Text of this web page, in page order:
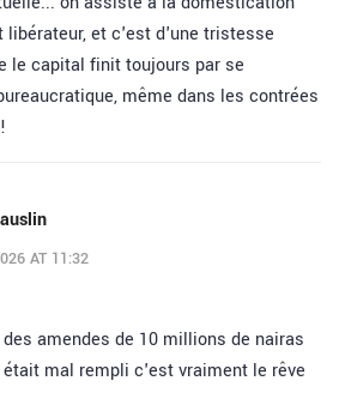
libérateur, et c'est d'une tristesse
le capital finit toujours par se
même dans les contrées
AT 11:32
amendes de 10 millions de nairas
mal rempli c'est vraiment le rêve